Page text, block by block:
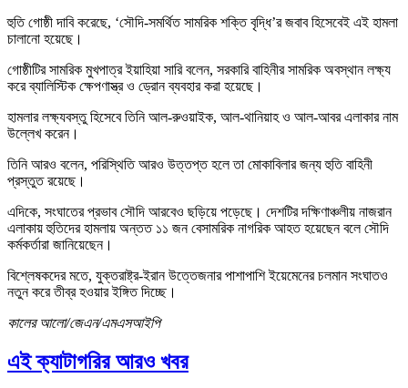
হুতি গোষ্ঠী দাবি করেছে, ‘সৌদি-সমর্থিত সামরিক শক্তি বৃদ্ধি’র জবাব হিসেবেই এই হামলা
চালানো হয়েছে।
গোষ্ঠীটির সামরিক মুখপাত্র ইয়াহিয়া সারি বলেন, সরকারি বাহিনীর সামরিক অবস্থান লক্ষ্য
করে ব্যালিস্টিক ক্ষেপণাস্ত্র ও ড্রোন ব্যবহার করা হয়েছে।
হামলার লক্ষ্যবস্তু হিসেবে তিনি আল-রুওয়াইক, আল-থানিয়াহ ও আল-আবর এলাকার নাম
উল্লেখ করেন।
তিনি আরও বলেন, পরিস্থিতি আরও উত্তপ্ত হলে তা মোকাবিলার জন্য হুতি বাহিনী
প্রস্তুত রয়েছে।
এদিকে, সংঘাতের প্রভাব সৌদি আরবেও ছড়িয়ে পড়েছে। দেশটির দক্ষিণাঞ্চলীয় নাজরান
এলাকায় হুতিদের হামলায় অন্তত ১১ জন বেসামরিক নাগরিক আহত হয়েছেন বলে সৌদি
কর্মকর্তারা জানিয়েছেন।
বিশ্লেষকদের মতে, যুক্তরাষ্ট্র-ইরান উত্তেজনার পাশাপাশি ইয়েমেনের চলমান সংঘাতও
নতুন করে তীব্র হওয়ার ইঙ্গিত দিচ্ছে।
কালের আলো/জেএন/এমএসআইপি
এই ক্যাটাগরির আরও খবর